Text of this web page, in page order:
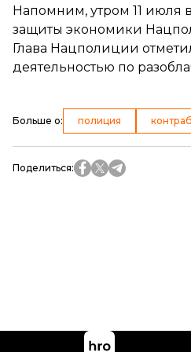
Напомним, утром 11 июля
защиты экономики
Глава Нацполиции
деятельностью по
Больше о: полиция
Поделиться: